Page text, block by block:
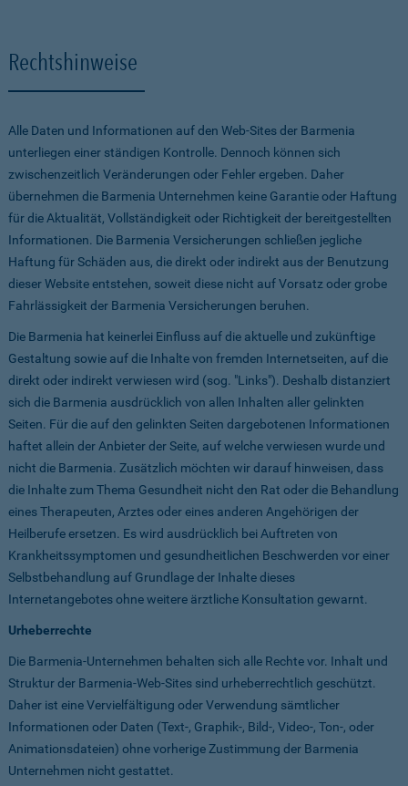
Rechtshinweise
Alle Daten und Informationen auf den Web-Sites der Barmenia
unterliegen einer ständigen Kontrolle. Dennoch können sich
zwischenzeitlich Veränderungen oder Fehler ergeben. Daher
übernehmen die Barmenia Unternehmen keine Garantie oder Haftung
für die Aktualität, Vollständigkeit oder Richtigkeit der bereitgestellten
Informationen. Die Barmenia Versicherungen schließen jegliche
Haftung für Schäden aus, die direkt oder indirekt aus der Benutzung
dieser Website entstehen, soweit diese nicht auf Vorsatz oder grobe
Fahrlässigkeit der Barmenia Versicherungen beruhen.
Die Barmenia hat keinerlei Einfluss auf die aktuelle und zukünftige
Gestaltung sowie auf die Inhalte von fremden Internetseiten, auf die
direkt oder indirekt verwiesen wird (sog. "Links"). Deshalb distanziert
sich die Barmenia ausdrücklich von allen Inhalten aller gelinkten
Seiten. Für die auf den gelinkten Seiten dargebotenen Informationen
haftet allein der Anbieter der Seite, auf welche verwiesen wurde und
nicht die Barmenia. Zusätzlich möchten wir darauf hinweisen, dass
die Inhalte zum Thema Gesundheit nicht den Rat oder die Behandlung
eines Therapeuten, Arztes oder eines anderen Angehörigen der
Heilberufe ersetzen. Es wird ausdrücklich bei Auftreten von
Krankheitssymptomen und gesundheitlichen Beschwerden vor einer
Selbstbehandlung auf Grundlage der Inhalte dieses
Internetangebotes ohne weitere ärztliche Konsultation gewarnt.
Urheberrechte
Die Barmenia-Unternehmen behalten sich alle Rechte vor. Inhalt und
Struktur der Barmenia-Web-Sites sind urheberrechtlich geschützt.
Daher ist eine Vervielfältigung oder Verwendung sämtlicher
Informationen oder Daten (Text-, Graphik-, Bild-, Video-, Ton-, oder
Animationsdateien) ohne vorherige Zustimmung der Barmenia
Unternehmen nicht gestattet.